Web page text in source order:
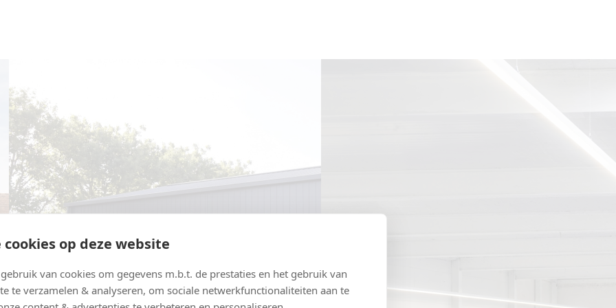
cookies op deze website
van cookies om gegevens m.b.t. de prestaties en het gebruik van
te verzamelen & analyseren, om sociale netwerkfunctionaliteiten aan te